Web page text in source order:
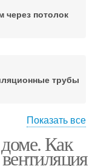
через потолок
трубы
через стену
Показать все
Как